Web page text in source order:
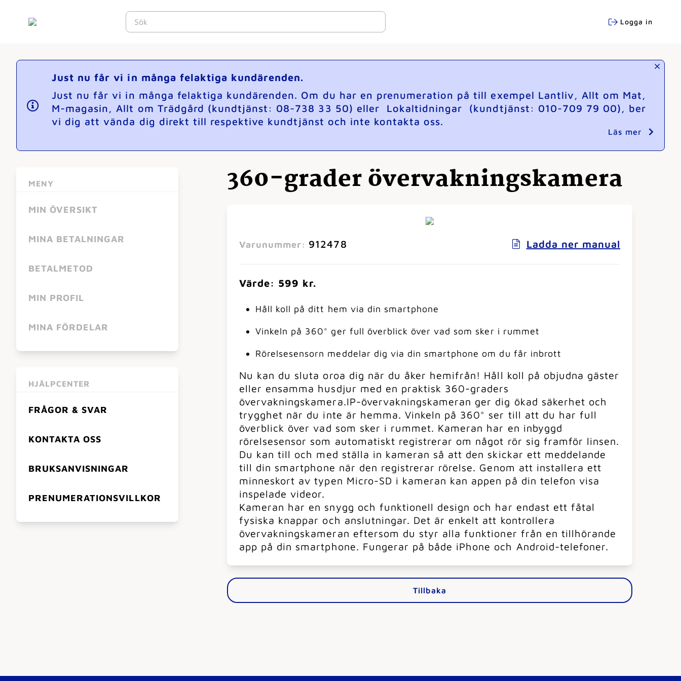
Logga in
Just nu får vi in många felaktiga kundärenden.
Just nu får vi in många felaktiga kundärenden. Om du har en prenumeration på till exempel Lantliv, Allt om Mat,
M-magasin, Allt om Trädgård (kundtjänst: 08-738 33 50) eller Lokaltidningar (kundtjänst: 010-709 79 00), ber
vi dig att vända dig direkt till respektive kundtjänst och inte kontakta oss.
Läs mer
MENY
MIN ÖVERSIKT
MINA BETALNINGAR
BETALMETOD
MIN PROFIL
MINA FÖRDELAR
HJÄLPCENTER
FRÅGOR & SVAR
KONTAKTA OSS
BRUKSANVISNINGAR
PRENUMERATIONSVILLKOR
360-grader övervakningskamera
Varunummer: 912478 Ladda ner manual
Värde: 599 kr.
Håll koll på ditt hem via din smartphone
Vinkeln på 360° ger full överblick över vad som sker i rummet
Rörelsesensorn meddelar dig via din smartphone om du får inbrott
Nu kan du sluta oroa dig när du åker hemifrån! Håll koll på objudna gäster
eller ensamma husdjur med en praktisk 360-graders
övervakningskamera.IP-övervakningskameran ger dig ökad säkerhet och
trygghet när du inte är hemma. Vinkeln på 360° ser till att du har full
överblick över vad som sker i rummet. Kameran har en inbyggd
rörelsesensor som automatiskt registrerar om något rör sig framför linsen.
Du kan till och med ställa in kameran så att den skickar ett meddelande
till din smartphone när den registrerar rörelse. Genom att installera ett
minneskort av typen Micro-SD i kameran kan appen på din telefon visa
inspelade videor.
Kameran har en snygg och funktionell design och har endast ett fåtal
fysiska knappar och anslutningar. Det är enkelt att kontrollera
övervakningskameran eftersom du styr alla funktioner från en tillhörande
app på din smartphone. Fungerar på både iPhone och Android-telefoner.
Tillbaka